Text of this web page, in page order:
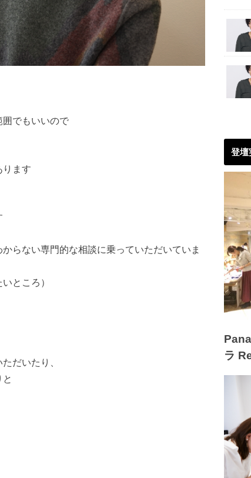
でもいいので
ります
らない専門的な相談に乗っていただいていま
ところ）
だいたり、
登壇
ラ